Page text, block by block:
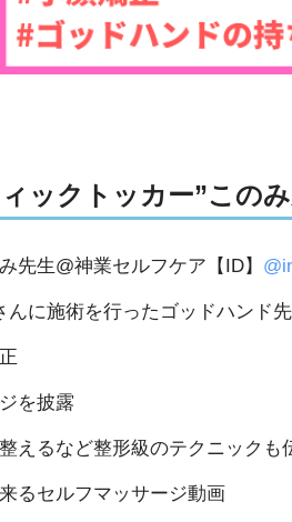
ックトッカー”この
先生@神業セルフケア【ID】
んに施術を行ったゴッドハンド
を披露
えるなど整形級のテクニックも
るセルフマッサージ動画